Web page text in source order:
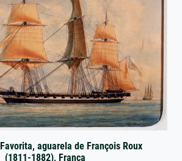
aguarela de François Roux
(1811-1882), França